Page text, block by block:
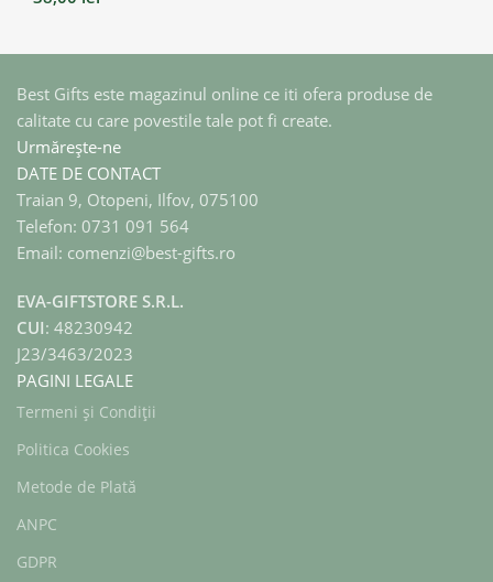
Best Gifts este magazinul online ce iti ofera produse de
calitate cu care povestile tale pot fi create.
Urmărește-ne
DATE DE CONTACT
Traian 9, Otopeni, Ilfov, 075100
Telefon: 0731 091 564
Email: comenzi@best-gifts.ro
EVA-GIFTSTORE S.R.L.
CUI: 48230942
J23/3463/2023
PAGINI LEGALE
Termeni și Condiții
Politica Cookies
Metode de Plată
ANPC
GDPR